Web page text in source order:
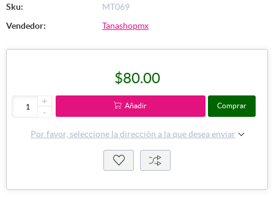
Sku:
MT069
Vendedor:
Tanashopmx
$80.00
+
-
Añadir Comprar
Por favor, seleccione la dirección a la que desea enviar